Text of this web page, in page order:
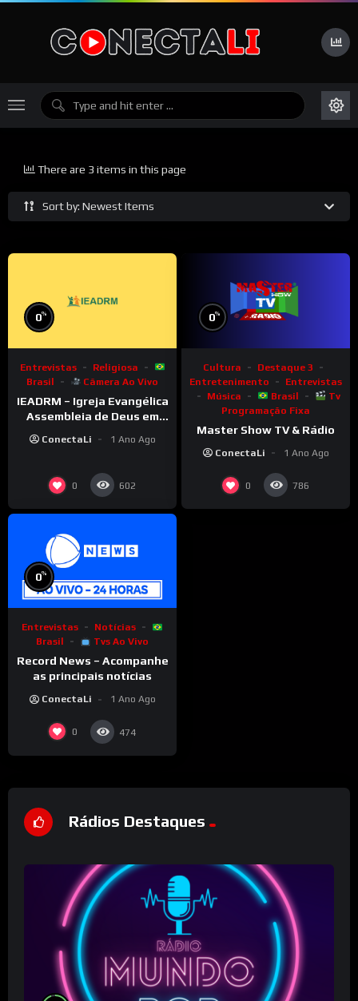
Sort by: Newest Items
There are 3 items in this page
0%
Entrevistas
Religiosa
Brasil
Câmera Ao Vivo
IEADRM – Igreja Evangélica
Assembleia de Deus em
ConectaLi 1 Ano Ago
0 602
0%
Cultura
Destaque 3
Entretenimento
Entrevistas
Música
Brasil
Tv
Programação Fixa
Master Show TV & Rádio
ConectaLi 1 Ano Ago
0 786
0%
Entrevistas
Notícias
Brasil
Tvs Ao Vivo
Record News – Acompanhe
as principais notícias
ConectaLi 1 Ano Ago
0 474
Rádios Destaques